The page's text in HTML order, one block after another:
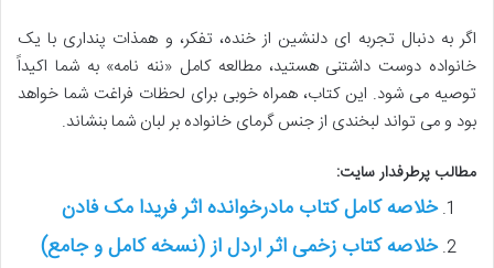
اگر به دنبال تجربه ای دلنشین از خنده، تفکر، و همذات پنداری با یک
خانواده دوست داشتنی هستید، مطالعه کامل «ننه نامه» به شما اکیداً
توصیه می شود. این کتاب، همراه خوبی برای لحظات فراغت شما خواهد
بود و می تواند لبخندی از جنس گرمای خانواده بر لبان شما بنشاند.
مطالب پرطرفدار سایت:
خلاصه کامل کتاب مادرخوانده اثر فریدا مک فادن
خلاصه کتاب زخمی اثر اردل از (نسخه کامل و جامع)